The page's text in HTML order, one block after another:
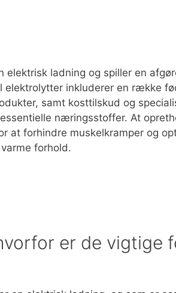
ladning og spiller en
elektrolytter inkluderer en række
samt kosttilskud og
næringsstoffer. At
at forhindre muskelkramper og
forhold.
er de vigtige